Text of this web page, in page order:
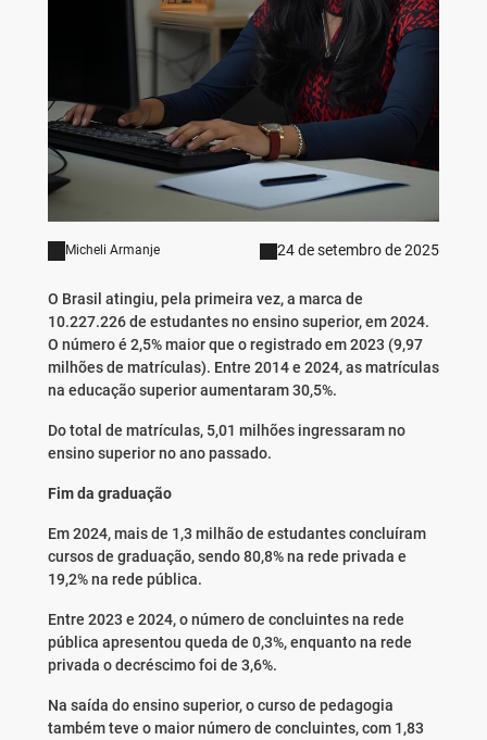
Micheli Armanje 24 de setembro de 2025
O Brasil atingiu, pela primeira vez, a marca de
10.227.226 de estudantes no ensino superior, em 2024.
O número é 2,5% maior que o registrado em 2023 (9,97
milhões de matrículas). Entre 2014 e 2024, as matrículas
na educação superior aumentaram 30,5%.
Do total de matrículas, 5,01 milhões ingressaram no
ensino superior no ano passado.
Fim da graduação
Em 2024, mais de 1,3 milhão de estudantes concluíram
cursos de graduação, sendo 80,8% na rede privada e
19,2% na rede pública.
Entre 2023 e 2024, o número de concluintes na rede
pública apresentou queda de 0,3%, enquanto na rede
privada o decréscimo foi de 3,6%.
Na saída do ensino superior, o curso de pedagogia
também teve o maior número de concluintes, com 1,83